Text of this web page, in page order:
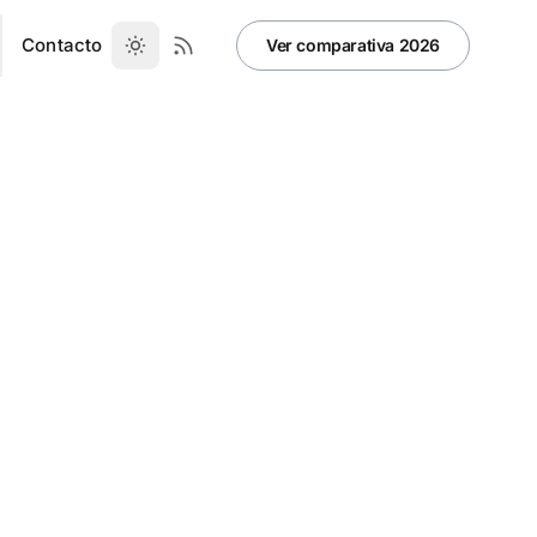
Contacto Ver comparativa 2026